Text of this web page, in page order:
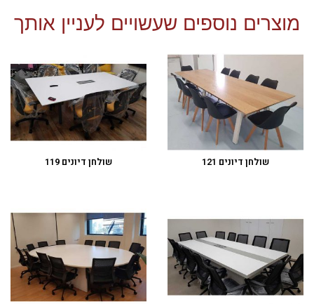
מוצרים נוספים שעשויים לעניין אותך
שולחן דיונים 121 שולחן דיונים 119